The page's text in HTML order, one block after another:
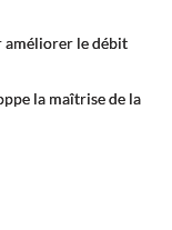
améliorer le débit
la maîtrise de la